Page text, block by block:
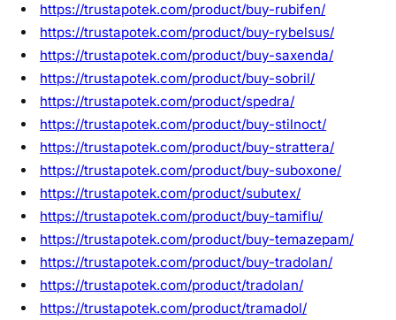
https://trustapotek.com/product/buy-rubifen/
https://trustapotek.com/product/buy-rybelsus/
https://trustapotek.com/product/buy-saxenda/
https://trustapotek.com/product/buy-sobril/
https://trustapotek.com/product/spedra/
https://trustapotek.com/product/buy-stilnoct/
https://trustapotek.com/product/buy-strattera/
https://trustapotek.com/product/buy-suboxone/
https://trustapotek.com/product/subutex/
https://trustapotek.com/product/buy-tamiflu/
https://trustapotek.com/product/buy-temazepam/
https://trustapotek.com/product/buy-tradolan/
https://trustapotek.com/product/tradolan/
https://trustapotek.com/product/tramadol/